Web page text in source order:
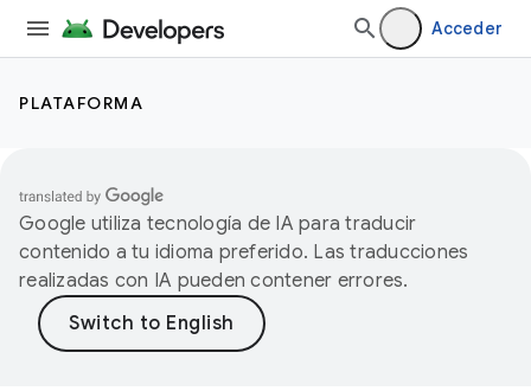
Acceder
PLATAFORMA
Google utiliza tecnología de IA para traducir
contenido a tu idioma preferido. Las traducciones
realizadas con IA pueden contener errores.